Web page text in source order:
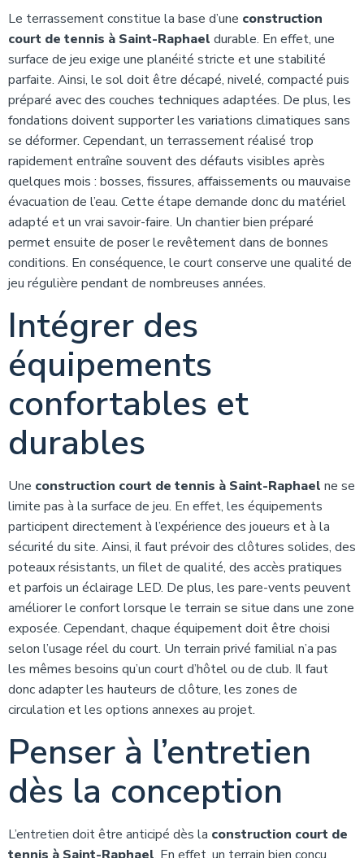
Le terrassement constitue la base d’une construction
court de tennis à Saint-Raphael durable. En effet, une
surface de jeu exige une planéité stricte et une stabilité
parfaite. Ainsi, le sol doit être décapé, nivelé, compacté puis
préparé avec des couches techniques adaptées. De plus, les
fondations doivent supporter les variations climatiques sans
se déformer. Cependant, un terrassement réalisé trop
rapidement entraîne souvent des défauts visibles après
quelques mois : bosses, fissures, affaissements ou mauvaise
évacuation de l’eau. Cette étape demande donc du matériel
adapté et un vrai savoir-faire. Un chantier bien préparé
permet ensuite de poser le revêtement dans de bonnes
conditions. En conséquence, le court conserve une qualité de
jeu régulière pendant de nombreuses années.
Intégrer des
équipements
confortables et
durables
Une construction court de tennis à Saint-Raphael ne se
limite pas à la surface de jeu. En effet, les équipements
participent directement à l’expérience des joueurs et à la
sécurité du site. Ainsi, il faut prévoir des clôtures solides, des
poteaux résistants, un filet de qualité, des accès pratiques
et parfois un éclairage LED. De plus, les pare-vents peuvent
améliorer le confort lorsque le terrain se situe dans une zone
exposée. Cependant, chaque équipement doit être choisi
selon l’usage réel du court. Un terrain privé familial n’a pas
les mêmes besoins qu’un court d’hôtel ou de club. Il faut
donc adapter les hauteurs de clôture, les zones de
circulation et les options annexes au projet.
Penser à l’entretien
dès la conception
L’entretien doit être anticipé dès la construction court de